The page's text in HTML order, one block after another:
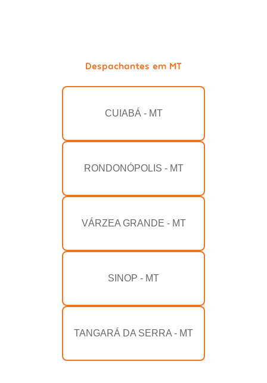
Despachantes em MT
CUIABÁ - MT
RONDONÓPOLIS - MT
VÁRZEA GRANDE - MT
SINOP - MT
TANGARÁ DA SERRA - MT